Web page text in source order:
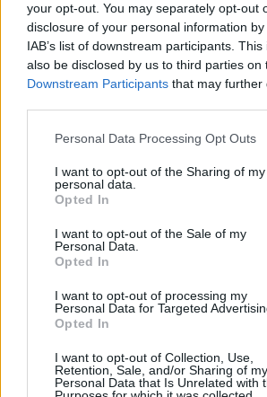
your opt-out. You may separately opt-out
disclosure of your personal information
IAB’s list of downstream participants.
also be disclosed by us to third parties on
Downstream Participants that may further
Personal Data Processing Opt Outs
I want to opt-out of the Sharing of my
personal data.
Opted In
I want to opt-out of the Sale of my
Personal Data.
Opted In
I want to opt-out of processing my
Personal Data for Targeted
Opted In
I want to opt-out of Collection, Use,
Retention, Sale, and/or Sharing of my
Personal Data that Is Unrelated with
Žiūrimiausi įrašai
Vaizdai iš tragiškos avarijos Vilniaus
vaiko gyvybių išgelbėti nepavyko
Žinios | Lietuvos diena
Savaitės vidurys nusimato karštas:
Žinios | Orai
Nufilmavo, kaip patvino Vilniaus
vaizdas pribloškia
Žinios | Lietuvos diena